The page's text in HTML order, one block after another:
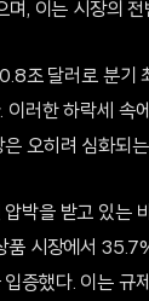
며, 이는 시장의
조 달러로 분기
이러한 하락세 속
오히려 심화되
압박을 받고 있는
시장에서
증했다. 이는 규